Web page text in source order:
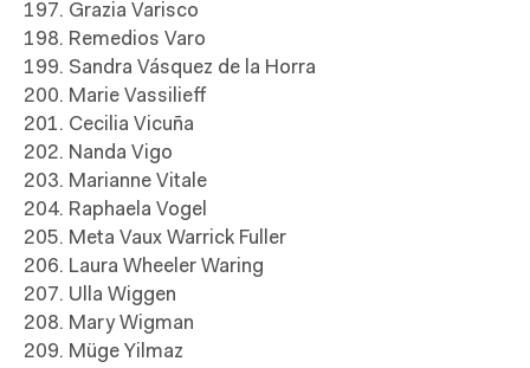
197. Grazia Varisco
198. Remedios Varo
199. Sandra Vásquez de la Horra
200. Marie Vassilieff
201. Cecilia Vicuña
202. Nanda Vigo
203. Marianne Vitale
204. Raphaela Vogel
205. Meta Vaux Warrick Fuller
206. Laura Wheeler Waring
207. Ulla Wiggen
208. Mary Wigman
209. Müge Yilmaz